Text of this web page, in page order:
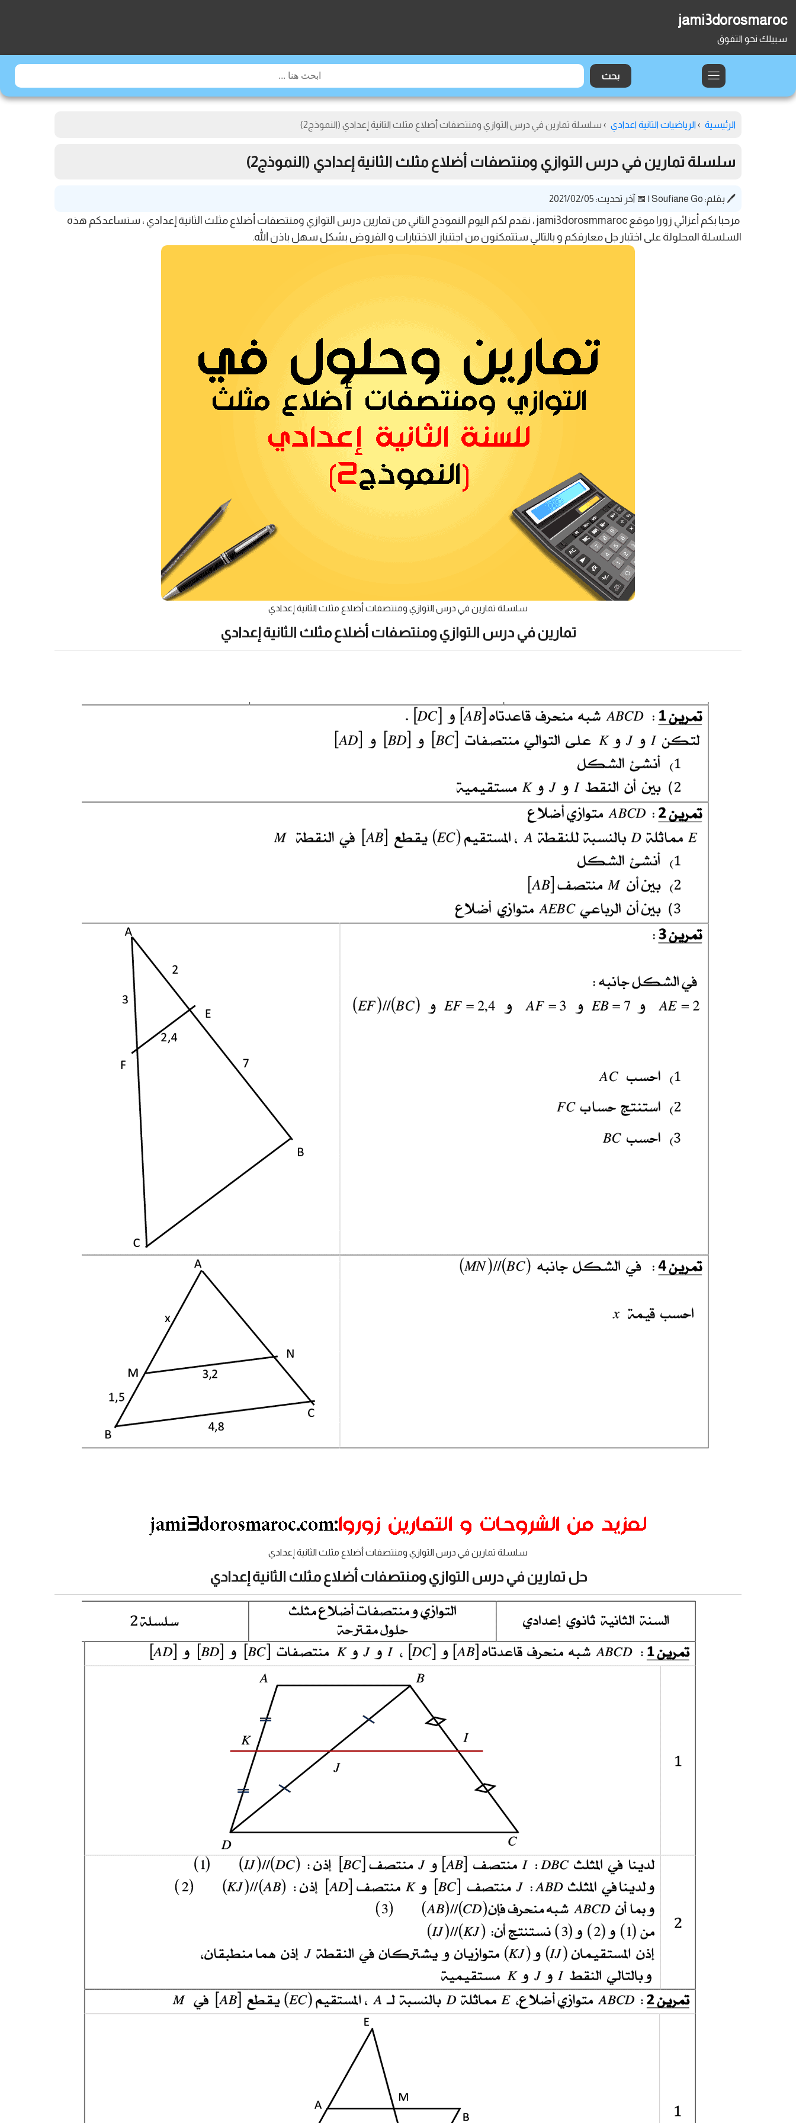
jami3dorosmaroc
سبيلك نحو التفوق
الرئيسية › الرياضيات الثانية اعدادي › سلسلة تمارين في درس التوازي ومنتصفات أضلاع مثلث الثانية إعدادي (النموذج2)
سلسلة تمارين في درس التوازي ومنتصفات أضلاع مثلث الثانية إعدادي (النموذج2)
🖊️ بقلم: Soufiane Go
| 📅 آخر تحديث: 2021/02/05
مرحبا بكم أعزائي زورا موقع jami3dorosmmaroc ، نقدم لكم اليوم النموذج الثاني من تمارين درس التوازي ومنتصفات أضلاع مثلث الثانية إعدادي ، ستساعدكم هذه
السلسلة المحلولة على اختبار جل معارفكم و بالتالي ستتمكنون من اجتنياز الاختبارات و الفروض بشكل سهل باذن الله.
سلسلة تمارين في درس التوازي ومنتصفات أضلاع مثلث الثانية إعدادي
تمارين في درس التوازي ومنتصفات أضلاع مثلث الثانية إعدادي
سلسلة تمارين في درس التوازي ومنتصفات أضلاع مثلث الثانية إعدادي
حل تمارين في درس التوازي ومنتصفات أضلاع مثلث الثانية إعدادي